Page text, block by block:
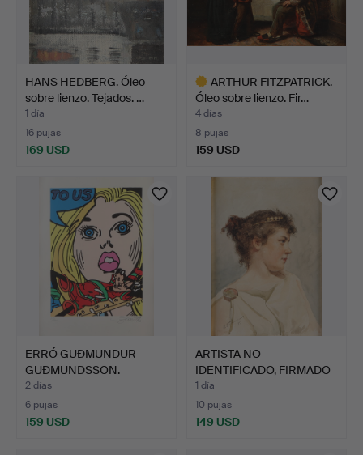
HANS HEDBERG. Óleo
sobre lienzo. Tejados. …
1 día
16 pujas
169 USD
ARTHUR FITZPATRICK.
Óleo sobre lienzo. Fir…
4 días
8 pujas
159 USD
ERRÓ GUÐMUNDUR
GUÐMUNDSSON.
Serigrafía, 62…
2 días
6 pujas
159 USD
ARTISTA NO
IDENTIFICADO, FIRMADO
DE FORMA …
1 día
10 pujas
149 USD